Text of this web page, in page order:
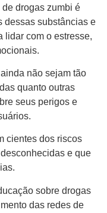
drogas zumbi é
dessas substâncias e
lidar com o estresse,
não sejam tão
quanto outras
seus perigos e
cientes dos riscos
e que
sobre drogas
das redes de